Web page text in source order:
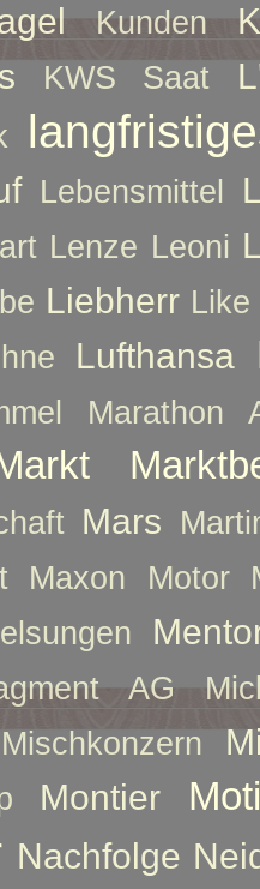
Kunden
KWS Saat
Lebensmittel
Lenze Leoni
Liebherr Like
Lufthansa
Marathon
Mars
Maxon Motor
AG
Mischkonzern
Montier
Nachfolge